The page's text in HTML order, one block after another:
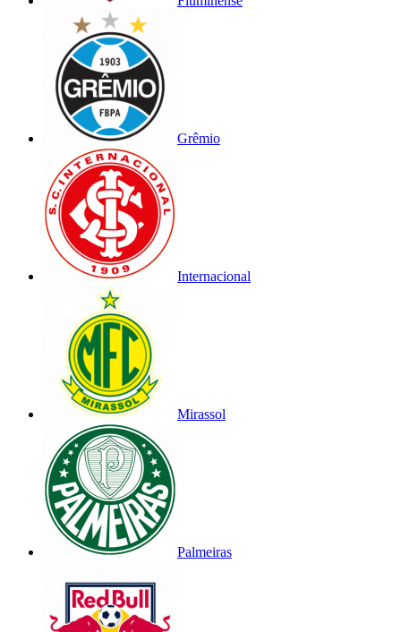
Grêmio
Internacional
Mirassol
Palmeiras